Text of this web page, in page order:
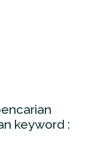
keyword :